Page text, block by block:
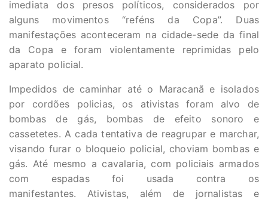
imediata dos presos políticos, considerados por
alguns movimentos “reféns da Copa”. Duas
manifestações aconteceram na cidade-sede da final
da Copa e foram violentamente reprimidas pelo
aparato policial.
Impedidos de caminhar até o Maracanã e isolados
por cordões policias, os ativistas foram alvo de
bombas de gás, bombas de efeito sonoro e
cassetetes. A cada tentativa de reagrupar e marchar,
visando furar o bloqueio policial, choviam bombas e
gás. Até mesmo a cavalaria, com policiais armados
com espadas foi usada contra os
manifestantes. Ativistas, além de jornalistas e